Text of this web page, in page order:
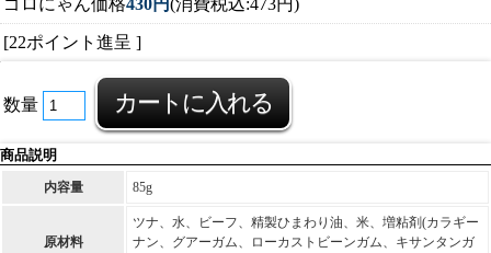
ゴロにゃん価格430円(消費税込:473円)
[22ポイント進呈 ]
数量
商品説明
内容量 85g
原材料
ツナ、水、ビーフ、精製ひまわり油、米、増粘剤(カラギー
ナン、グアーガム、ローカストビーンガム、キサンタンガ